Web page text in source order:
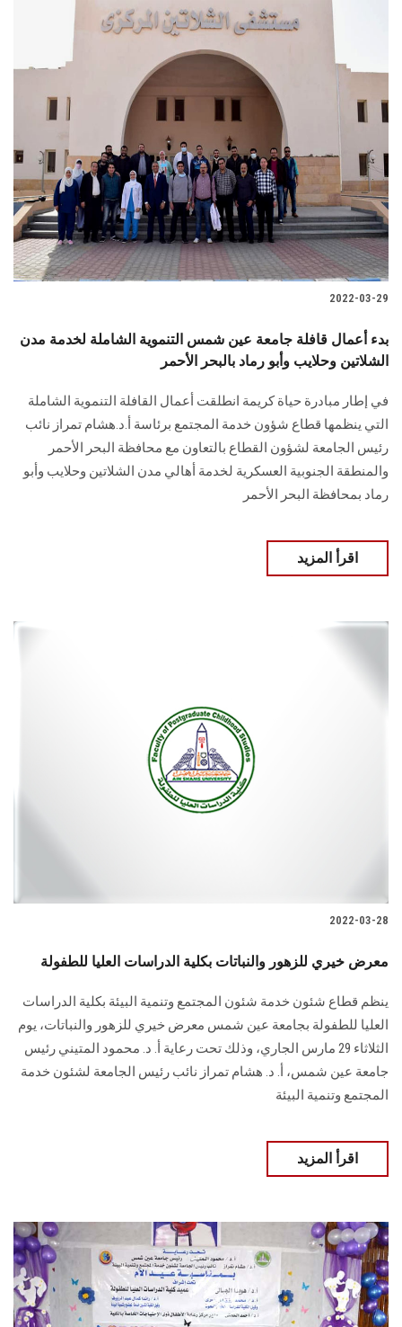
2022-03-29
بدء أعمال قافلة جامعة عين شمس التنموية الشاملة لخدمة مدن
الشلاتين وحلايب وأبو رماد بالبحر الأحمر
في إطار مبادرة حياة كريمة انطلقت أعمال القافلة التنموية الشاملة
التي ينظمها قطاع شؤون خدمة المجتمع برئاسة أ.د.هشام تمراز نائب
رئيس الجامعة لشؤون القطاع بالتعاون مع محافظة البحر الأحمر
والمنطقة الجنوبية العسكرية لخدمة أهالي مدن الشلاتين وحلايب وأبو
رماد بمحافظة البحر الأحمر
اقرأ المزيد
2022-03-28
معرض خيري للزهور والنباتات بكلية الدراسات العليا للطفولة
ينظم قطاع شئون خدمة شئون المجتمع وتنمية البيئة بكلية الدراسات
العليا للطفولة بجامعة عين شمس معرض خيري للزهور والنباتات، يوم
الثلاثاء 29 مارس الجاري، وذلك تحت رعاية أ. د. محمود المتيني رئيس
جامعة عين شمس، أ. د. هشام تمراز نائب رئيس الجامعة لشئون خدمة
المجتمع وتنمية البيئة
اقرأ المزيد